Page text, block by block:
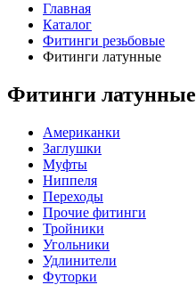
Главная
Каталог
Фитинги резьбовые
Фитинги латунные
Фитинги латунные
Американки
Заглушки
Муфты
Ниппеля
Переходы
Прочие фитинги
Тройники
Угольники
Удлинители
Футорки